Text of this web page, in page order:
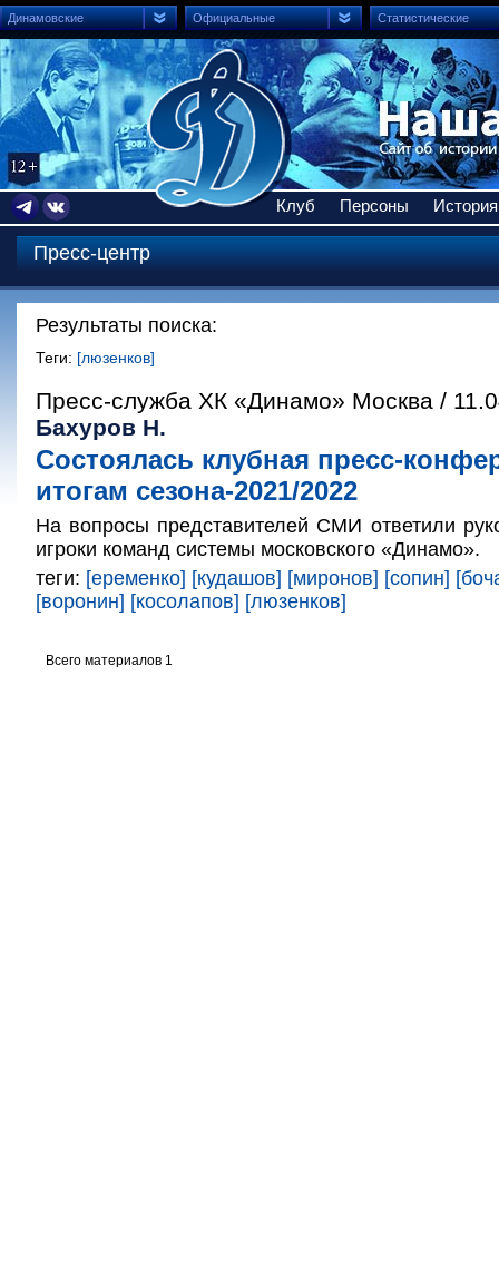
Динамовские Официальные Статистические
Клуб Персоны История
Пресс-центр
Результаты поиска:
Теги: [люзенков]
Пресс-служба ХК «Динамо» Москва /
Бахуров Н.
Состоялась клубная пресс-
итогам сезона-2021/2022
На вопросы представителей СМИ ответили
игроки команд системы московского «Динамо».
теги: [еременко] [кудашов] [миронов] [сопин]
[воронин] [косолапов] [люзенков]
Всего материалов 1